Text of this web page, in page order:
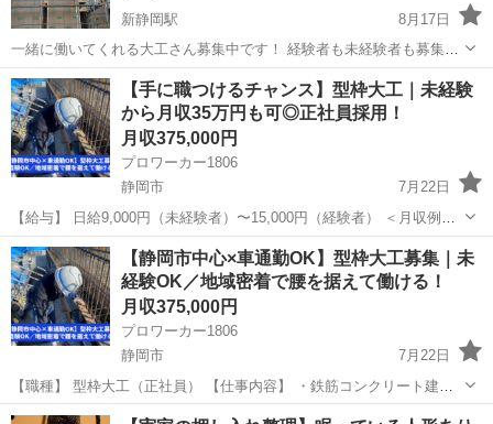
新静岡駅
8月17日
一緒に働いてくれる大工さん募集中です！ 経験者も未経験者も募集し
てます！ 大工が減ってきていますが家を建てるものを作る楽しさやり
がいのある仕事です！ 給与は実際に面接してみたり仕事を見てからに
なりますよろしくお願いします！
静岡 静岡市 新静岡駅 未経験
【手に職つけるチャンス】型枠大工｜未経験
から月収35万円も可◎正社員採用！
月収375,000円
プロワーカー1806
静岡市
7月22日
【給与】 日給9,000円（未経験者）〜15,000円（経験者） ＜月収例＞
月収35万円以上も可能！ ＝日給15,000円×22日＋残業代 【職種】 型枠
大工（正社員） 【仕事内容】 ・鉄筋コ...
静岡 静岡市 大工 未経験
【静岡市中心×車通勤OK】型枠大工募集｜未
経験OK／地域密着で腰を据えて働ける！
月収375,000円
プロワーカー1806
静岡市
7月22日
【職種】 型枠大工（正社員） 【仕事内容】 ・鉄筋コンクリート建築
における型枠の組立・解体作業 ・コンクリートを流し込むため
静岡 静岡市 大工 未経験